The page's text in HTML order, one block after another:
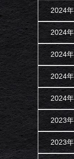
2024
2024
2024
2024
2024
2023
2023